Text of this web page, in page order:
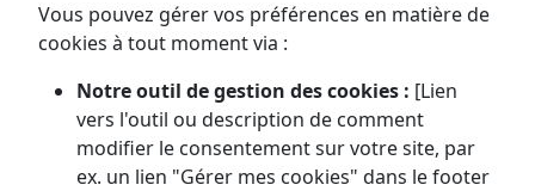
Vous pouvez gérer vos préférences en matière de
cookies à tout moment via :
Notre outil de gestion des cookies : [Lien
vers l'outil ou description de comment
modifier le consentement sur votre site, par
ex. un lien "Gérer mes cookies" dans le footer